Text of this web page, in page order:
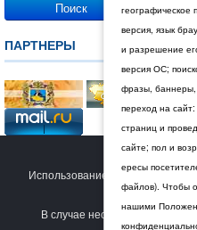
ПАРТНЕРЫ
© 2026 Дума
Использование сайта
Политикой
В случае несогласия с
географическое
версия, язык
и разрешение
версия ОС;
фразы, баннеры,
переход на
страниц и
сайте; пол и
ересы
файлов). Чтобы
нашими